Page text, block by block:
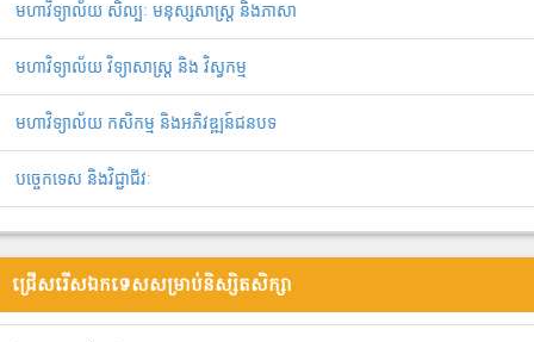
មហាវិទ្យាល័យ សិល្បៈ មនុស្សសាស្ត្រ និងភាសា
មហាវិទ្យាល័យ វិទ្យាសាស្រ្ត និង វិស្វកម្ម
មហាវិទ្យាល័យ កសិកម្ម និងអភិវឌ្ឍន៍ជនបទ
បច្ចេកទេស និងវិជ្ជាជីវៈ
ជ្រើសរើសឯកទេសសម្រាប់និស្សិតសិក្សា